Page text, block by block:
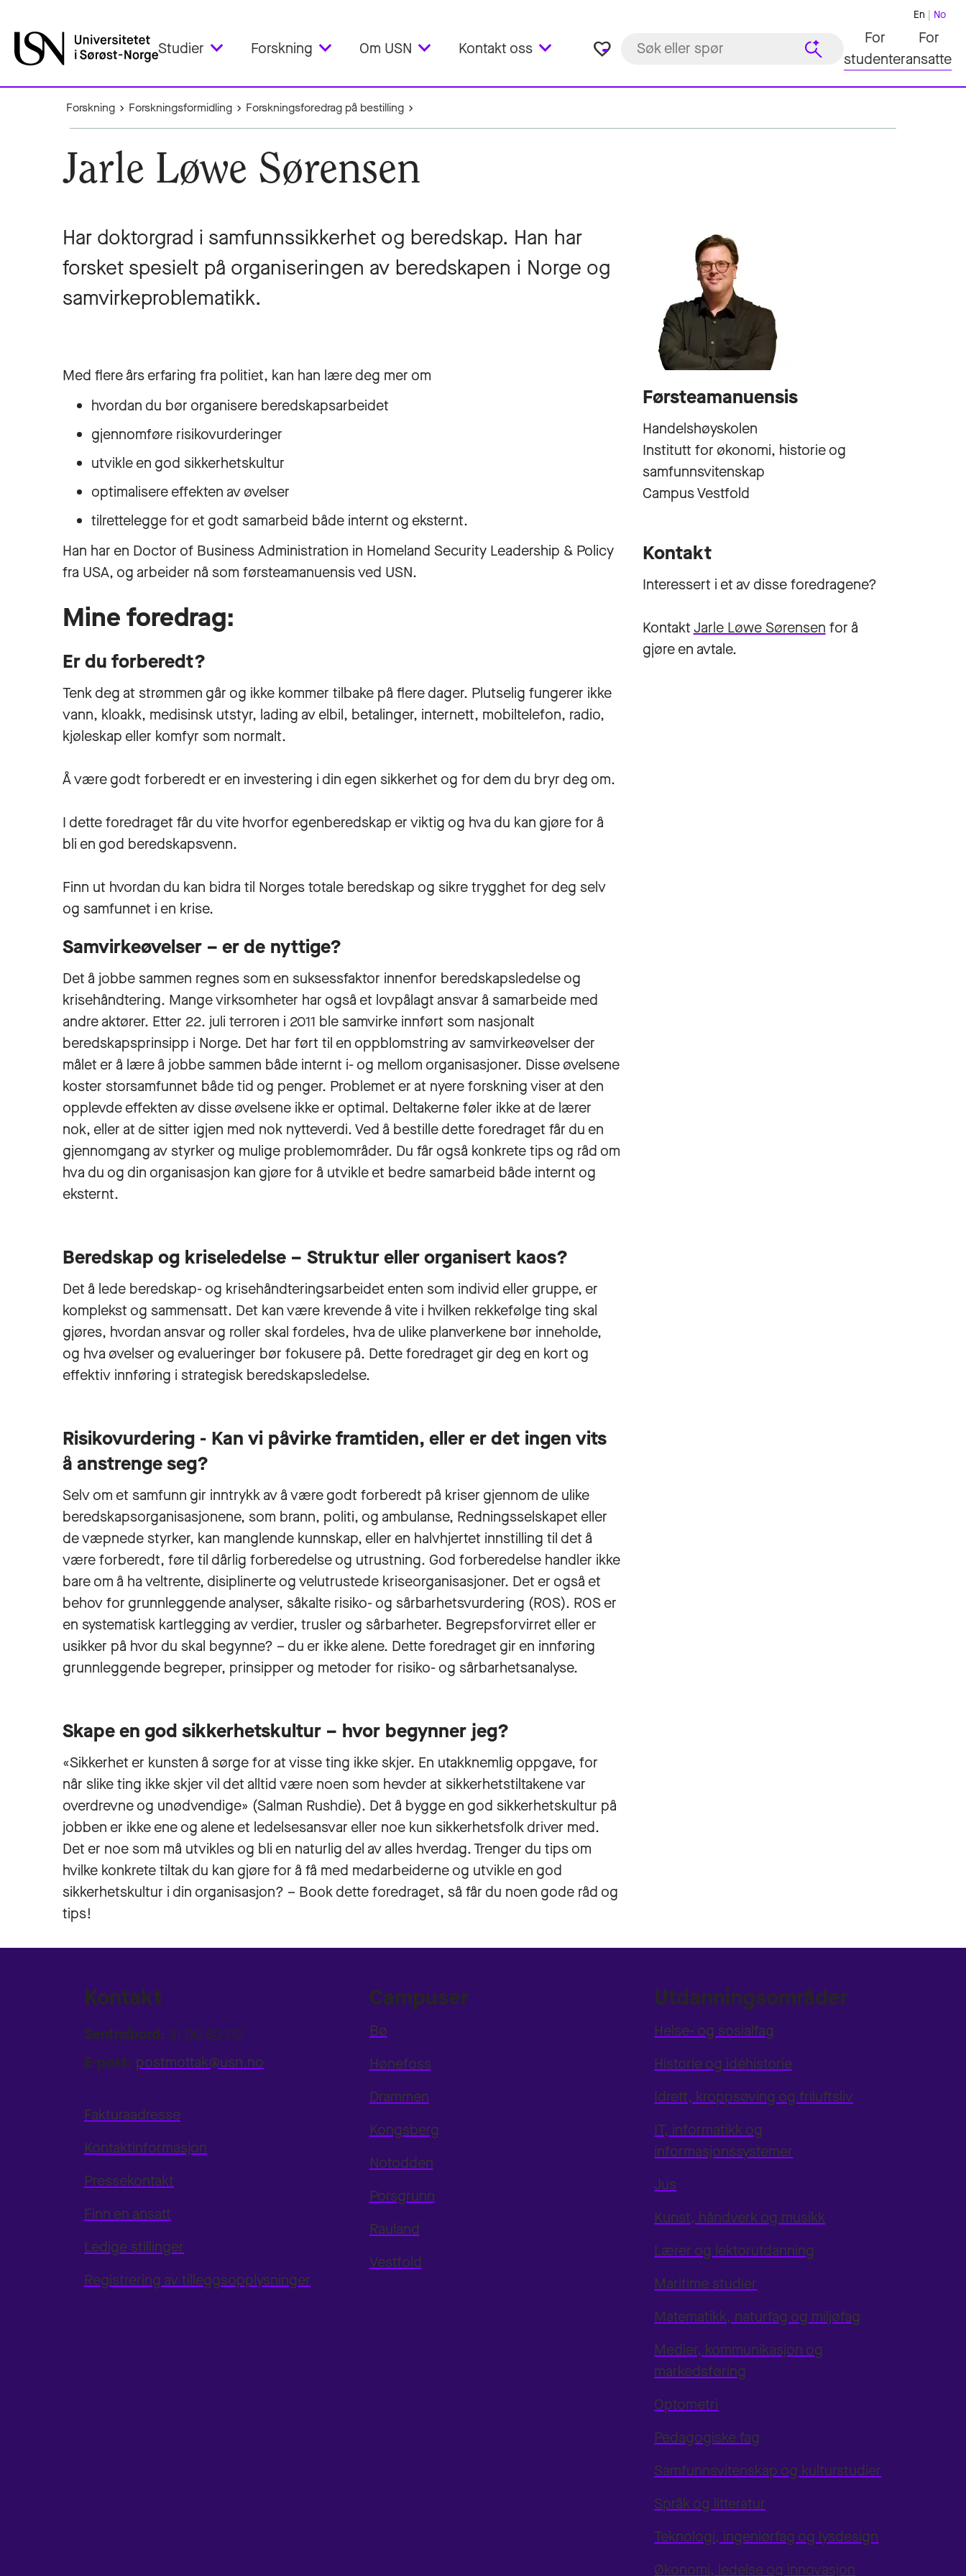
Studier Forskning Om USN Kontakt oss favorite_border
En No
For
studenter
For
ansatte
Forskning Forskningsformidling Forskningsforedrag på bestilling
Jarle Løwe Sørensen
Har doktorgrad i samfunnssikkerhet og beredskap. Han har
forsket spesielt på organiseringen av beredskapen i Norge og
samvirkeproblematikk.
Med flere års erfaring fra politiet, kan han lære deg mer om
hvordan du bør organisere beredskapsarbeidet
gjennomføre risikovurderinger
utvikle en god sikkerhetskultur
optimalisere effekten av øvelser
tilrettelegge for et godt samarbeid både internt og eksternt.
Han har en Doctor of Business Administration in Homeland Security Leadership & Policy
fra USA, og arbeider nå som førsteamanuensis ved USN.
Mine foredrag:
Er du forberedt?
Tenk deg at strømmen går og ikke kommer tilbake på flere dager. Plutselig fungerer ikke
vann, kloakk, medisinsk utstyr, lading av elbil, betalinger, internett, mobiltelefon, radio,
kjøleskap eller komfyr som normalt.
Å være godt forberedt er en investering i din egen sikkerhet og for dem du bryr deg om.
I dette foredraget får du vite hvorfor egenberedskap er viktig og hva du kan gjøre for å
bli en god beredskapsvenn.
Finn ut hvordan du kan bidra til Norges totale beredskap og sikre trygghet for deg selv
og samfunnet i en krise.
Samvirkeøvelser – er de nyttige?
Det å jobbe sammen regnes som en suksessfaktor innenfor beredskapsledelse og
krisehåndtering. Mange virksomheter har også et lovpålagt ansvar å samarbeide med
andre aktører. Etter 22. juli terroren i 2011 ble samvirke innført som nasjonalt
beredskapsprinsipp i Norge. Det har ført til en oppblomstring av samvirkeøvelser der
målet er å lære å jobbe sammen både internt i- og mellom organisasjoner. Disse øvelsene
koster storsamfunnet både tid og penger. Problemet er at nyere forskning viser at den
opplevde effekten av disse øvelsene ikke er optimal. Deltakerne føler ikke at de lærer
nok, eller at de sitter igjen med nok nytteverdi. Ved å bestille dette foredraget får du en
gjennomgang av styrker og mulige problemområder. Du får også konkrete tips og råd om
hva du og din organisasjon kan gjøre for å utvikle et bedre samarbeid både internt og
eksternt.
Beredskap og kriseledelse – Struktur eller organisert kaos?
Det å lede beredskap- og krisehåndteringsarbeidet enten som individ eller gruppe, er
komplekst og sammensatt. Det kan være krevende å vite i hvilken rekkefølge ting skal
gjøres, hvordan ansvar og roller skal fordeles, hva de ulike planverkene bør inneholde,
og hva øvelser og evalueringer bør fokusere på. Dette foredraget gir deg en kort og
effektiv innføring i strategisk beredskapsledelse.
Risikovurdering - Kan vi påvirke framtiden, eller er det ingen vits
å anstrenge seg?
Selv om et samfunn gir inntrykk av å være godt forberedt på kriser gjennom de ulike
beredskapsorganisasjonene, som brann, politi, og ambulanse, Redningsselskapet eller
de væpnede styrker, kan manglende kunnskap, eller en halvhjertet innstilling til det å
være forberedt, føre til dårlig forberedelse og utrustning. God forberedelse handler ikke
bare om å ha veltrente, disiplinerte og velutrustede kriseorganisasjoner. Det er også et
behov for grunnleggende analyser, såkalte risiko- og sårbarhetsvurdering (ROS). ROS er
en systematisk kartlegging av verdier, trusler og sårbarheter. Begrepsforvirret eller er
usikker på hvor du skal begynne? – du er ikke alene. Dette foredraget gir en innføring
grunnleggende begreper, prinsipper og metoder for risiko- og sårbarhetsanalyse.
Skape en god sikkerhetskultur – hvor begynner jeg?
«Sikkerhet er kunsten å sørge for at visse ting ikke skjer. En utakknemlig oppgave, for
når slike ting ikke skjer vil det alltid være noen som hevder at sikkerhetstiltakene var
overdrevne og unødvendige» (Salman Rushdie). Det å bygge en god sikkerhetskultur på
jobben er ikke ene og alene et ledelsesansvar eller noe kun sikkerhetsfolk driver med.
Det er noe som må utvikles og bli en naturlig del av alles hverdag. Trenger du tips om
hvilke konkrete tiltak du kan gjøre for å få med medarbeiderne og utvikle en god
sikkerhetskultur i din organisasjon? – Book dette foredraget, så får du noen gode råd og
tips!
Førsteamanuensis
Handelshøyskolen
Institutt for økonomi, historie og
samfunnsvitenskap
Campus Vestfold
Kontakt
Interessert i et av disse foredragene?
KontaktJarle Løwe Sørensen for å
gjøre en avtale.
Kontakt
Sentralbord: 31 00 80 00
E-post: postmottak@usn.no
Fakturaadresse
Kontaktinformasjon
Pressekontakt
Finn en ansatt
Ledige stillinger
Registrering av tilleggsopplysninger
Campuser
Bø
Hønefoss
Drammen
Kongsberg
Notodden
Porsgrunn
Rauland
Vestfold
Utdanningsområder
Helse- og sosialfag
Historie og idéhistorie
Idrett, kroppsøving og friluftsliv
IT, informatikk og
informasjonssystemer
Jus
Kunst, håndverk og musikk
Lærer og lektorutdanning
Maritime studier
Matematikk, naturfag og miljøfag
Medier, kommunikasjon og
markedsføring
Optometri
Pedagogiske fag
Samfunnsvitenskap og kulturstudier
Språk og litteratur
Teknologi, ingeniørfag og lysdesign
Økonomi, ledelse og innovasjon